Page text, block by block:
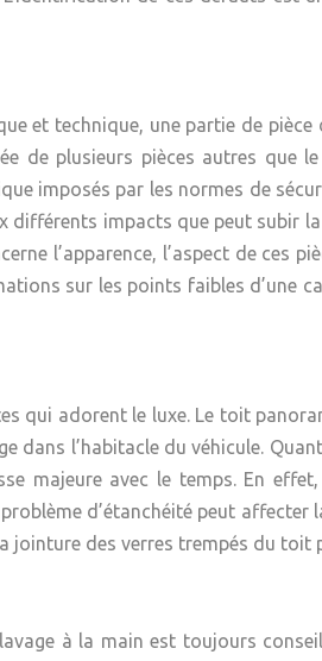
et technique, une partie de pièce
de plusieurs pièces autres que
imposés par les normes de
impacts que peut subir
l’apparence, l’aspect de ces
sur les points faibles d’une
adorent le luxe. Le toit
l’habitacle du véhicule.
majeure avec le temps. En
d’étanchéité peut
des verres trempés du toit
à la main est toujours